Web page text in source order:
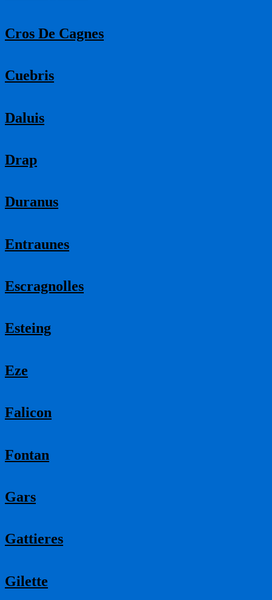
Cros De Cagnes
Cuebris
Daluis
Drap
Duranus
Entraunes
Escragnolles
Esteing
Eze
Falicon
Fontan
Gars
Gattieres
Gilette